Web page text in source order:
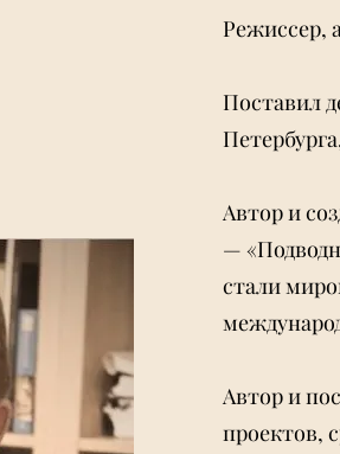
Режиссер,
Поставил
Автор и
—
стали
Автор и
проектов,